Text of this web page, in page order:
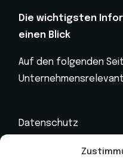
Die wichtigsten
einen Blick
Auf den folgenden
Datenschutz